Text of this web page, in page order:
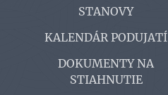
STANOVY
KALENDÁR PODUJATÍ
DOKUMENTY NA
STIAHNUTIE